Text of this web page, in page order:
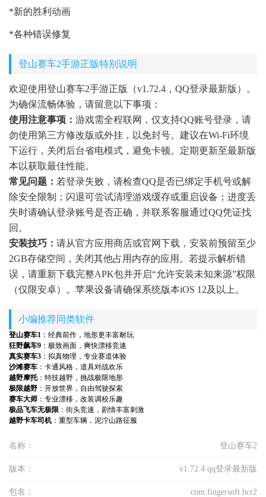
*新的胜利动画
*各种错误修复
登山赛车2手游正版特别说明
欢迎使用登山赛车2手游正版（v1.72.4，QQ登录最新版）。
为确保流畅体验，请留意以下事项：
使用注意事项： 游戏需全程联网，仅支持QQ账号登录，请
勿使用第三方修改版或外挂，以免封号。建议在Wi-Fi环境
下运行，关闭后台省电模式，避免卡顿。定期更新至最新版
本以获取最佳性能。
常见问题： 若登录失败，请检查QQ是否已绑定手机号或解
除安全限制；闪退可尝试清理游戏缓存或重启设备；进度丢
失时请确认登录账号是否正确，并联系客服通过QQ凭证找
回。
安装技巧： 请从官方应用商店或官网下载，安装前预留至少
2GB存储空间，关闭其他占用内存的应用。若提示解析错
误，请重新下载完整APK包并开启“允许安装未知来源”权限
（仅限安卓）。苹果设备请确保系统版本iOS 12及以上。
小编推荐同类软件
登山赛车1 ：经典前作，地形更丰富耐玩
狂野飙车9 ：极致画面，爽快漂移竞速
真实赛车3 ：拟真物理，专业赛道体验
沙滩赛车 ：卡通风格，道具对战欢乐
越野摩托：特技越野，挑战极限地形
极限越野 ：开放世界，自由驾驶探索
赛车大师 ：专业漂移，改装调校乐趣
极品飞车无极限 ：街头竞速，剧情丰富刺激
越野卡车司机：重型车辆，泥泞山路征服
名称： 登山赛车2
版本： v1.72.4 qq登录最新版
包名： com.fingersoft.hcr2